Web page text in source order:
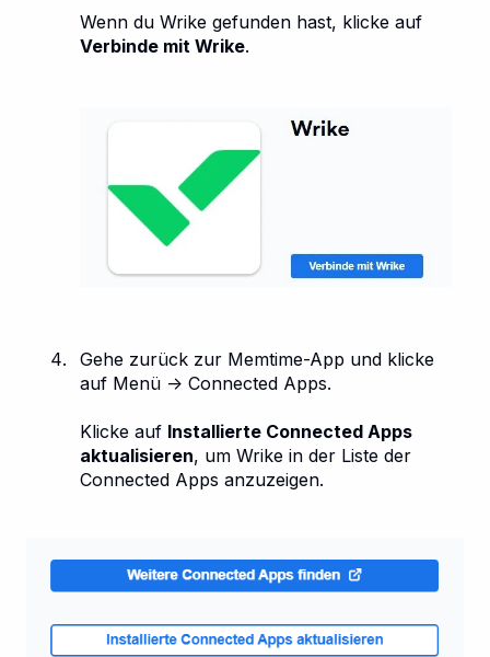
Wenn du Wrike gefunden hast, klicke auf
Verbinde mit Wrike.
Gehe zurück zur Memtime-App und klicke
auf Menü → Connected Apps.
Klicke auf Installierte Connected Apps
aktualisieren, um Wrike in der Liste der
Connected Apps anzuzeigen.